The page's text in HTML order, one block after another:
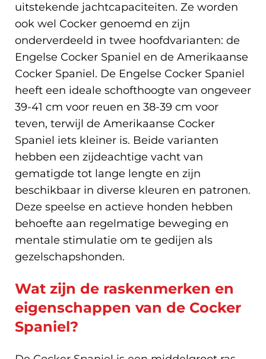
uitstekende jachtcapaciteiten. Ze worden
ook wel Cocker genoemd en zijn
onderverdeeld in twee hoofdvarianten: de
Engelse Cocker Spaniel en de Amerikaanse
Cocker Spaniel. De Engelse Cocker Spaniel
heeft een ideale schofthoogte van ongeveer
39-41 cm voor reuen en 38-39 cm voor
teven, terwijl de Amerikaanse Cocker
Spaniel iets kleiner is. Beide varianten
hebben een zijdeachtige vacht van
gematigde tot lange lengte en zijn
beschikbaar in diverse kleuren en patronen.
Deze speelse en actieve honden hebben
behoefte aan regelmatige beweging en
mentale stimulatie om te gedijen als
gezelschapshonden.
Wat zijn de raskenmerken en
eigenschappen van de Cocker
Spaniel?